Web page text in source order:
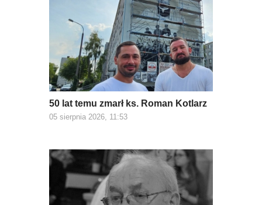
50 lat temu zmarł ks. Roman Kotlarz
05 sierpnia 2026, 11:53